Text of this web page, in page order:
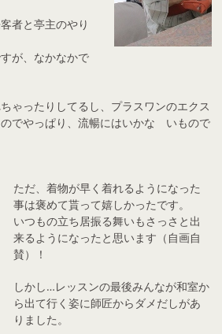
者と亭主のやり
が、なかなかで
ゃったりしてるし、プラスワンのエクス
のでやっぱり、流暢にはいかな いもので
ただ、着物が早く着れるようになった
事は褒めて貰って嬉しかったです。
いつもの立ち居振る舞いもさっさと出
来るようになったと思います（自画自
賛）！
しかし…レッスンの最後みんなが和室か
ら出て行く姿に師匠からダメだしがあ
りました。